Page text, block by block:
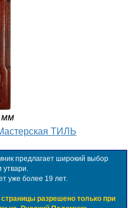
мм
ТИЛЬ
предлагает широкий выбор
уже более 19 лет.
разрешено только при